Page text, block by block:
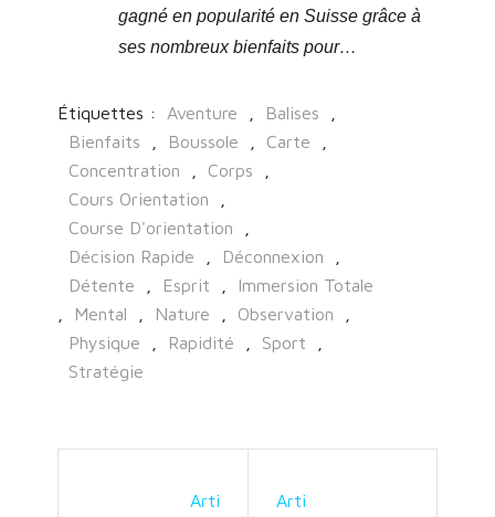
gagné en popularité en Suisse grâce à
ses nombreux bienfaits pour…
Étiquettes : Aventure Balises
Bienfaits
Boussole Carte
Concentration
Corps
Cours Orientation
Course D'orientation
Décision Rapide
Déconnexion
Détente
Esprit
Immersion Totale
Mental Nature Observation
Physique
Rapidité Sport
Stratégie
Arti
Arti